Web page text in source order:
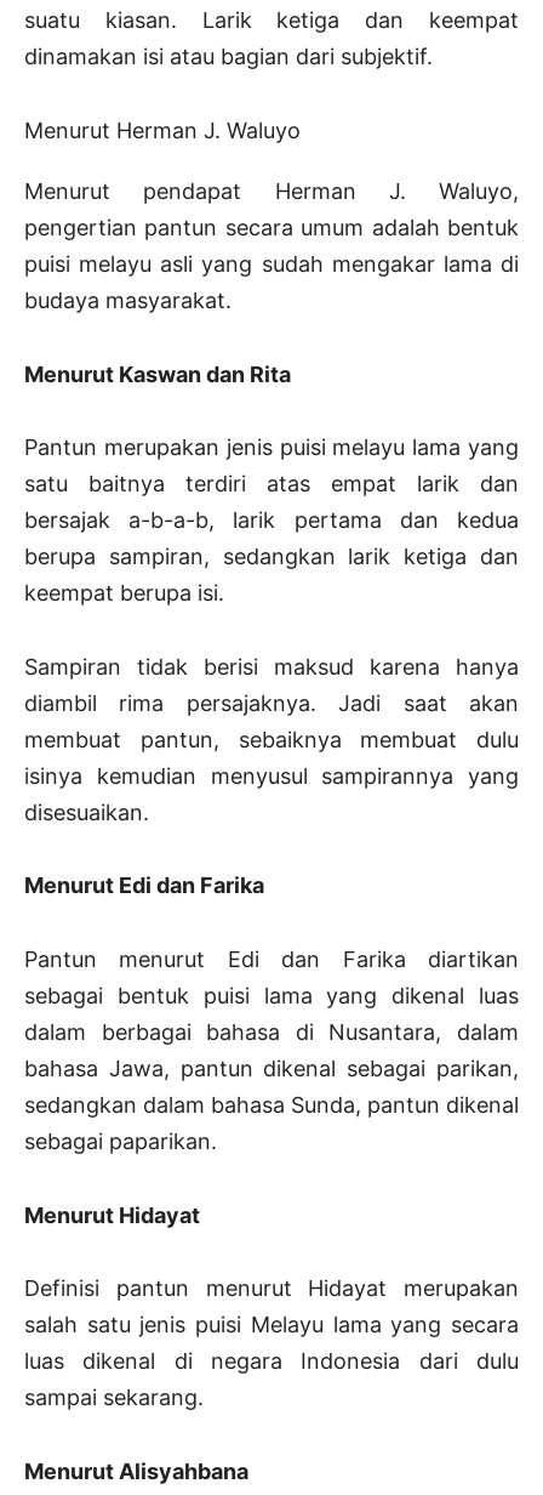
suatu kiasan. Larik ketiga dan keempat
dinamakan isi atau bagian dari subjektif.
Menurut Herman J. Waluyo
Menurut pendapat Herman J. Waluyo,
pengertian pantun secara umum adalah bentuk
puisi melayu asli yang sudah mengakar lama di
budaya masyarakat.
Menurut Kaswan dan Rita
Pantun merupakan jenis puisi melayu lama yang
satu baitnya terdiri atas empat larik dan
bersajak a-b-a-b, larik pertama dan kedua
berupa sampiran, sedangkan larik ketiga dan
keempat berupa isi.
Sampiran tidak berisi maksud karena hanya
diambil rima persajaknya. Jadi saat akan
membuat pantun, sebaiknya membuat dulu
isinya kemudian menyusul sampirannya yang
disesuaikan.
Menurut Edi dan Farika
Pantun menurut Edi dan Farika diartikan
sebagai bentuk puisi lama yang dikenal luas
dalam berbagai bahasa di Nusantara, dalam
bahasa Jawa, pantun dikenal sebagai parikan,
sedangkan dalam bahasa Sunda, pantun dikenal
sebagai paparikan.
Menurut Hidayat
Definisi pantun menurut Hidayat merupakan
salah satu jenis puisi Melayu lama yang secara
luas dikenal di negara Indonesia dari dulu
sampai sekarang.
Menurut Alisyahbana